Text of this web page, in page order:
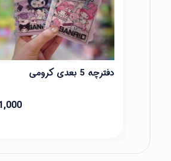
دفترچه 5 بعدی کرومی